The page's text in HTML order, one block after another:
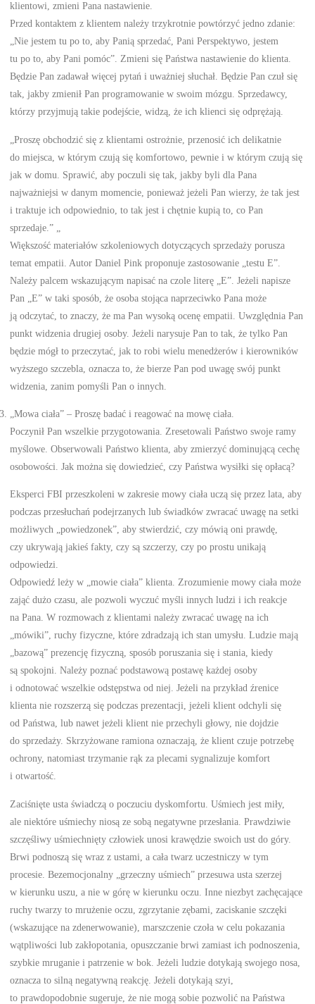
klientowi, zmieni Pana nastawienie.
Przed kontaktem z klientem należy trzykrotnie powtórzyć jedno zdanie:
„Nie jestem tu po to, aby Panią sprzedać, Pani Perspektywo, jestem
tu po to, aby Pani pomóc”. Zmieni się Państwa nastawienie do klienta.
Będzie Pan zadawał więcej pytań i uważniej słuchał. Będzie Pan czuł się
tak, jakby zmienił Pan programowanie w swoim mózgu. Sprzedawcy,
którzy przyjmują takie podejście, widzą, że ich klienci się odprężają.
„Proszę obchodzić się z klientami ostrożnie, przenosić ich delikatnie
do miejsca, w którym czują się komfortowo, pewnie i w którym czują się
jak w domu. Sprawić, aby poczuli się tak, jakby byli dla Pana
najważniejsi w danym momencie, ponieważ jeżeli Pan wierzy, że tak jest
i traktuje ich odpowiednio, to tak jest i chętnie kupią to, co Pan
sprzedaje.” „
Większość materiałów szkoleniowych dotyczących sprzedaży porusza
temat empatii. Autor Daniel Pink proponuje zastosowanie „testu E”.
Należy palcem wskazującym napisać na czole literę „E”. Jeżeli napisze
Pan „E” w taki sposób, że osoba stojąca naprzeciwko Pana może
ją odczytać, to znaczy, że ma Pan wysoką ocenę empatii. Uwzględnia Pan
punkt widzenia drugiej osoby. Jeżeli narysuje Pan to tak, że tylko Pan
będzie mógł to przeczytać, jak to robi wielu menedżerów i kierowników
wyższego szczebla, oznacza to, że bierze Pan pod uwagę swój punkt
widzenia, zanim pomyśli Pan o innych.
„Mowa ciała” – Proszę badać i reagować na mowę ciała.
Poczynił Pan wszelkie przygotowania. Zresetowali Państwo swoje ramy
myślowe. Obserwowali Państwo klienta, aby zmierzyć dominującą cechę
osobowości. Jak można się dowiedzieć, czy Państwa wysiłki się opłacą?
Eksperci FBI przeszkoleni w zakresie mowy ciała uczą się przez lata, aby
podczas przesłuchań podejrzanych lub świadków zwracać uwagę na setki
możliwych „powiedzonek”, aby stwierdzić, czy mówią oni prawdę,
czy ukrywają jakieś fakty, czy są szczerzy, czy po prostu unikają
odpowiedzi.
Odpowiedź leży w „mowie ciała” klienta. Zrozumienie mowy ciała może
zająć dużo czasu, ale pozwoli wyczuć myśli innych ludzi i ich reakcje
na Pana. W rozmowach z klientami należy zwracać uwagę na ich
„mówiki”, ruchy fizyczne, które zdradzają ich stan umysłu. Ludzie mają
„bazową” prezencję fizyczną, sposób poruszania się i stania, kiedy
są spokojni. Należy poznać podstawową postawę każdej osoby
i odnotować wszelkie odstępstwa od niej. Jeżeli na przykład źrenice
klienta nie rozszerzą się podczas prezentacji, jeżeli klient odchyli się
od Państwa, lub nawet jeżeli klient nie przechyli głowy, nie dojdzie
do sprzedaży. Skrzyżowane ramiona oznaczają, że klient czuje potrzebę
ochrony, natomiast trzymanie rąk za plecami sygnalizuje komfort
i otwartość.
Zaciśnięte usta świadczą o poczuciu dyskomfortu. Uśmiech jest miły,
ale niektóre uśmiechy niosą ze sobą negatywne przesłania. Prawdziwie
szczęśliwy uśmiechnięty człowiek unosi krawędzie swoich ust do góry.
Brwi podnoszą się wraz z ustami, a cała twarz uczestniczy w tym
procesie. Bezemocjonalny „grzeczny uśmiech” przesuwa usta szerzej
w kierunku uszu, a nie w górę w kierunku oczu. Inne niezbyt zachęcające
ruchy twarzy to mrużenie oczu, zgrzytanie zębami, zaciskanie szczęki
(wskazujące na zdenerwowanie), marszczenie czoła w celu pokazania
wątpliwości lub zakłopotania, opuszczanie brwi zamiast ich podnoszenia,
szybkie mruganie i patrzenie w bok. Jeżeli ludzie dotykają swojego nosa,
oznacza to silną negatywną reakcję. Jeżeli dotykają szyi,
to prawdopodobnie sugeruje, że nie mogą sobie pozwolić na Państwa